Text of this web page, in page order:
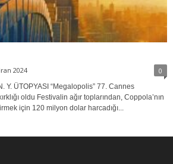
2024 0
Y. ÜTOPYASI “Megalopolis” 77. Cannes
oldu Festivalin ağır toplarından, Coppola’nın
için 120 milyon dolar harcadığı...